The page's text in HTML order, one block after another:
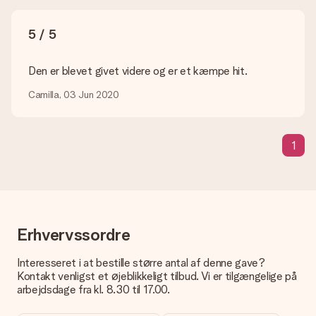
Du kan bruge JPG- og PNG-filer til vores editor. Er dette for
teknisk eller har du et billede af et andet format, du gerne vil
at hjælpe dig, så du kan lave den gave du vil have!
Hvad hvis den farve eller valgmulighed jeg vil have, ikke er
farve, men er dette ikke angivet på hjemmesiden? Kontakt
venligst vores kundeservice; de er glade for at hjælpe dig!
hvem du skal takke for denne dejlige overraskelse.
Er min gave indpakket?
I øjeblikket har vi (endnu) ikke en gaveindpakningstjeneste til
at pakke din gave. Vi leverer vores gaver i en festlig
emballage. Det betyder, at din gave er klar til at blive givet,
5 / 5
Den er blevet givet videre og er et kæmpe hit.
Camilla, 03 Jun 2020
1
Erhvervssordre
Interesseret i at bestille større antal af denne gave?
Kontakt venligst et øjeblikkeligt tilbud. Vi er tilgængelige på
arbejdsdage fra kl. 8.30 til 17.00.